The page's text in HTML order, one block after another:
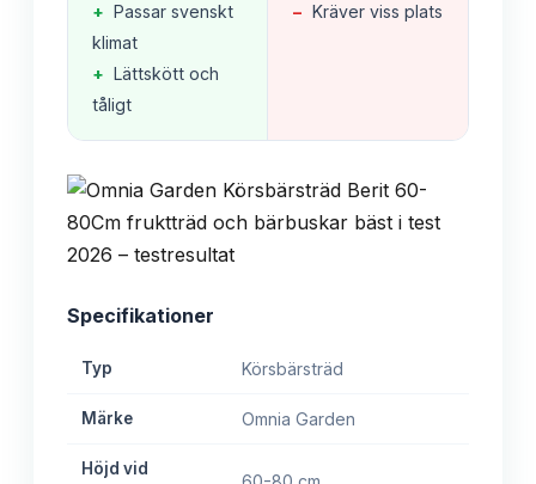
+ Passar svenskt
klimat
+ Lättskött och
tåligt
− Kräver viss plats
Specifikationer
Typ Körsbärsträd
Märke Omnia Garden
Höjd vid